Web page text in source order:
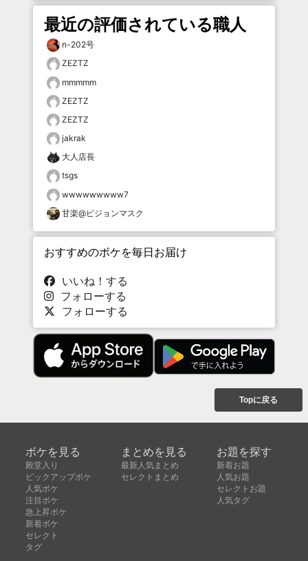
最近の評価されている職人
n-202号
ZEZTZ
mmmmm
ZEZTZ
ZEZTZ
jakrak
大人店長
tsgs
wwwwwwwww7
甘楽@ピジョンマスク
おすすめのボケを毎日お届け
いいね！する
フォローする
フォローする
Topに戻る
ボケを見る
殿堂入り
ピックアップボケ
人気ボケ
注目ボケ
急上昇ボケ
新着ボケ
セレクト
タグ
まとめを見る
最新人気まとめ
セレクトまとめ
お題を探す
新着お題
人気お題
セレクトお題
人気タグ